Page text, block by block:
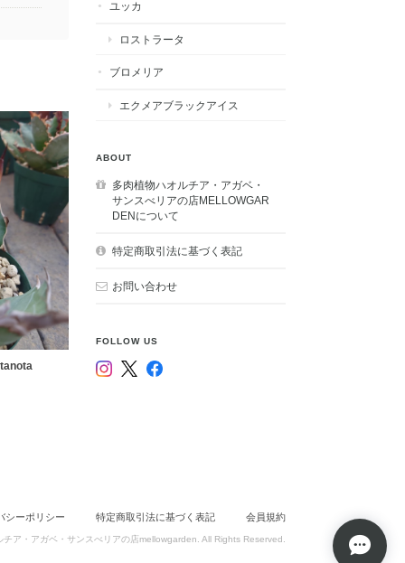
ユッカ
ロストラータ
ブロメリア
エクメアブラックアイス
ABOUT
多肉植物ハオルチア・アガベ・
サンスべリアの店MELLOWGAR
DENについて
特定商取引法に基づく表記
お問い合わせ
FOLLOW US
シーポリシー 特定商取引法に基づく表記 会員規約
ア・アガベ・サンスべリアの店mellowgarden. All Rights Reserved.